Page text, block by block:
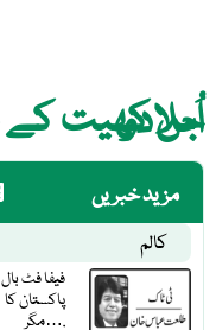
اُس کھیت کے ہر خوشہ ءگندم کو جلادو
مزید خبریں
کالم
فیفا فٹ بال
پاکستان کا
مگر….